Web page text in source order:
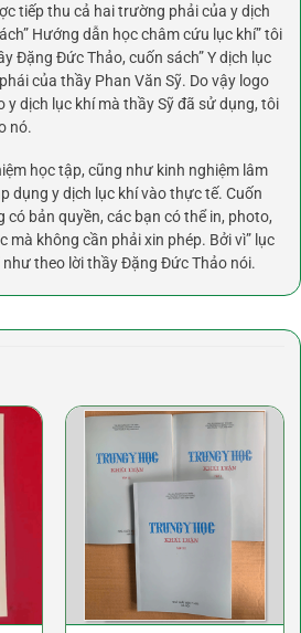
tiếp thu cả hai trường phải của y dịch
Hướng dẫn học châm cứu lục khí” tôi
Đặng Đức Thảo, cuốn sách” Y dịch lục
của thầy Phan Văn Sỹ. Do vậy logo
y dịch lục khí mà thầy Sỹ đã sử dụng, tôi
nó.
học tập, cũng như kinh nghiệm lâm
dụng y dịch lục khí vào thực tế. Cuốn
bản quyền, các bạn có thể in, photo,
mà không cần phải xin phép. Bởi vì” lục
như theo lời thầy Đặng Đức Thảo nói.